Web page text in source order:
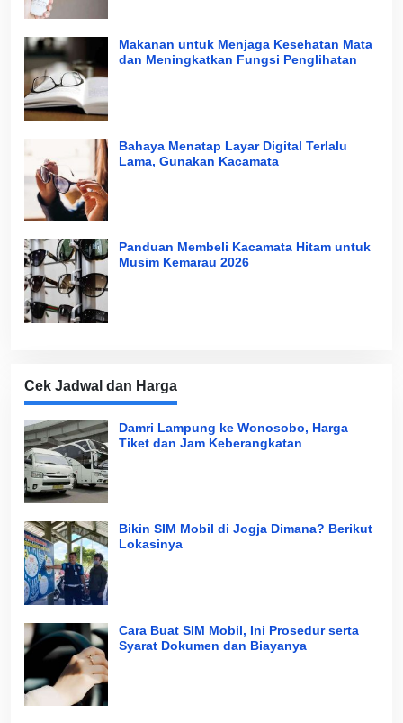
Makanan untuk Menjaga Kesehatan Mata
dan Meningkatkan Fungsi Penglihatan
Bahaya Menatap Layar Digital Terlalu
Lama, Gunakan Kacamata
Panduan Membeli Kacamata Hitam untuk
Musim Kemarau 2026
Cek Jadwal dan Harga
Damri Lampung ke Wonosobo, Harga
Tiket dan Jam Keberangkatan
Bikin SIM Mobil di Jogja Dimana? Berikut
Lokasinya
Cara Buat SIM Mobil, Ini Prosedur serta
Syarat Dokumen dan Biayanya